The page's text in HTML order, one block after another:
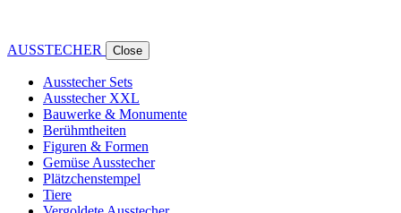
AUSSTECHER Close
Ausstecher Sets
Ausstecher XXL
Bauwerke & Monumente
Berühmtheiten
Figuren & Formen
Gemüse Ausstecher
Plätzchenstempel
Tiere